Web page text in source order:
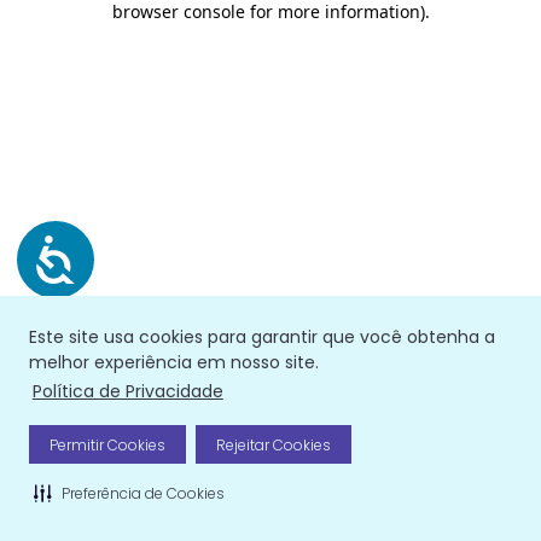
Este site usa cookies para garantir que você obtenha a
melhor experiência em nosso site.
Política de Privacidade
Permitir Cookies Rejeitar Cookies
Preferência de Cookies
browser console for more information).